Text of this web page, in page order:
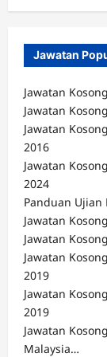
Jawatan
Jawatan
Jawatan
Jawatan
2016
Jawatan
2024
Panduan Ujian
Jawatan
Jawatan
Jawatan
2019
Jawatan
2019
Jawatan
Malaysia…